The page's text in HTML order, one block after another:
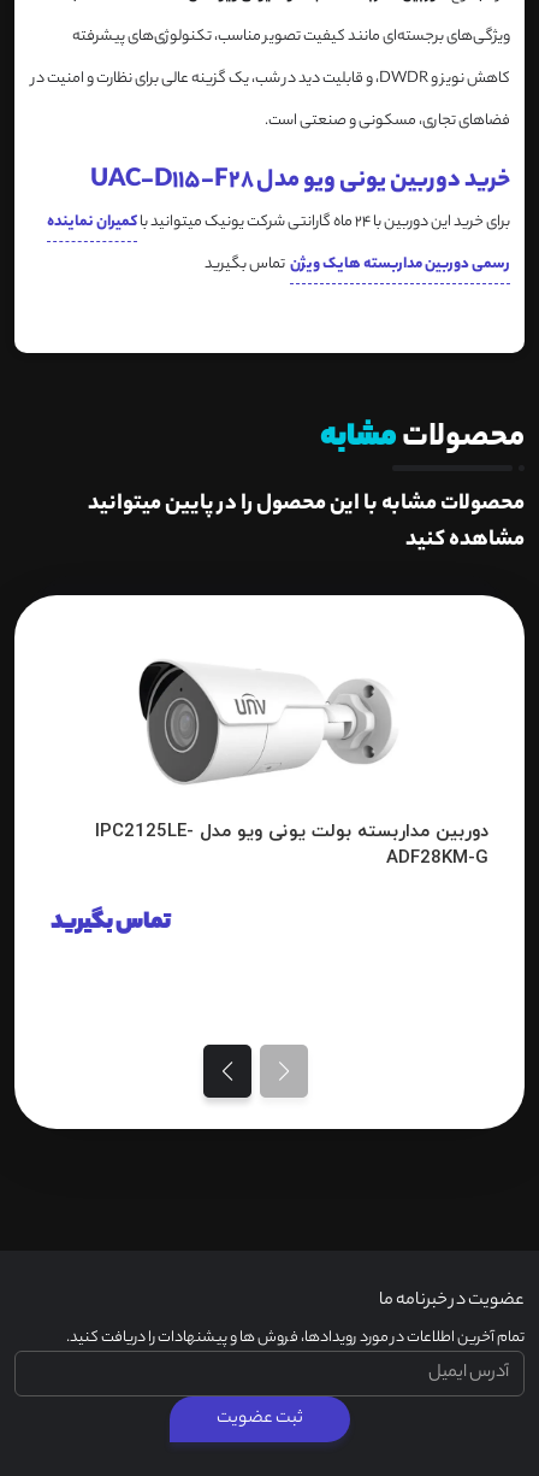
ویژگی‌های برجسته‌ای مانند کیفیت تصویر مناسب، تکنولوژی‌های پیشرفته
کاهش نویز و DWDR، و قابلیت دید در شب، یک گزینه عالی برای نظارت و امنیت در
فضاهای تجاری، مسکونی و صنعتی است.
خرید دوربین یونی ویو مدل UAC-D115-F28
برای خرید این دوربین با 24 ماه گارانتی شرکت یونیک میتوانید با
کمیران نماینده
رسمی دوربین مداربسته هایک ویژنتماس بگیرید
محصولاتمشابه
محصولات مشابه با این محصول را در پایین میتوانید
مشاهده کنید
دوربین مداربسته بولت یونی ویو مدل IPC2125LE-
ADF28KM-G
تماس بگیرید
عضویت در خبرنامه ما
تمام آخرین اطلاعات در مورد رویدادها، فروش ها و پیشنهادات را دریافت کنید.
ثبت عضویت